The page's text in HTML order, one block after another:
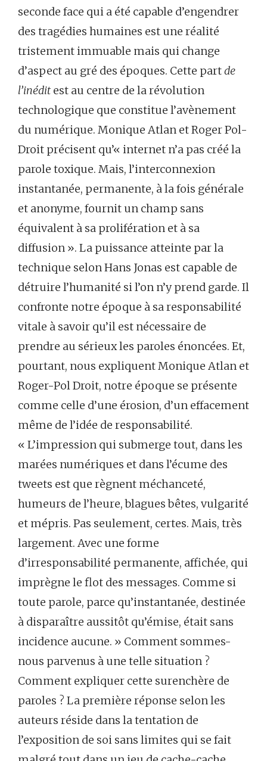
seconde face qui a été capable d’engendrer
des tragédies humaines est une réalité
tristement immuable mais qui change
d’aspect au gré des époques. Cette partde
l’inédit est au centre de la révolution
technologique que constitue l’avènement
du numérique. Monique Atlan et Roger Pol-
Droit précisent qu’« internet n’a pas créé la
parole toxique. Mais, l’interconnexion
instantanée, permanente, à la fois générale
et anonyme, fournit un champ sans
équivalent à sa prolifération et à sa
diffusion ». La puissance atteinte par la
technique selon Hans Jonas est capable de
détruire l’humanité si l’on n’y prend garde. Il
confronte notre époque à sa responsabilité
vitale à savoir qu’il est nécessaire de
prendre au sérieux les paroles énoncées. Et,
pourtant, nous expliquent Monique Atlan et
Roger-Pol Droit, notre époque se présente
comme celle d’une érosion, d’un effacement
même de l’idée de responsabilité.
« L’impression qui submerge tout, dans les
marées numériques et dans l’écume des
tweets est que règnent méchanceté,
humeurs de l’heure, blagues bêtes, vulgarité
et mépris. Pas seulement, certes. Mais, très
largement. Avec une forme
d’irresponsabilité permanente, affichée, qui
imprègne le flot des messages. Comme si
toute parole, parce qu’instantanée, destinée
à disparaître aussitôt qu’émise, était sans
incidence aucune. » Comment sommes-
nous parvenus à une telle situation ?
Comment expliquer cette surenchère de
paroles ? La première réponse selon les
auteurs réside dans la tentation de
l’exposition de soi sans limites qui se fait